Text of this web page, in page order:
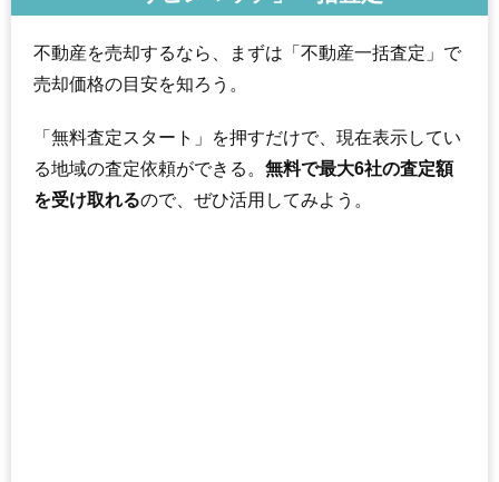
不動産を売却するなら、まずは「不動産一括査定」で
売却価格の目安を知ろう。
「無料査定スタート」を押すだけで、現在表示してい
る地域の査定依頼ができる。 無料で最大6社の査定額
を受け取れるので、ぜひ活用してみよう。